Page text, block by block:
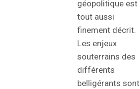
géopolitique est
tout aussi
finement décrit.
Les enjeux
souterrains des
différents
belligérants sont